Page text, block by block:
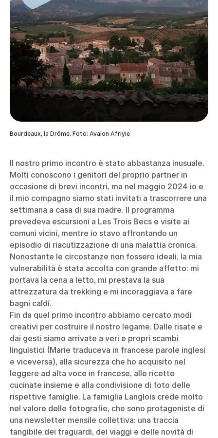
Bourdeaux, la Drôme. Foto: Avalon Afriyie
Il nostro primo incontro è stato abbastanza inusuale.
Molti conoscono i genitori del proprio partner in
occasione di brevi incontri, ma nel maggio 2024 io e
il mio compagno siamo stati invitati a trascorrere una
settimana a casa di sua madre. Il programma
prevedeva escursioni a Les Trois Becs e visite ai
comuni vicini, mentre io stavo affrontando un
episodio di riacutizzazione di una malattia cronica.
Nonostante le circostanze non fossero ideali, la mia
vulnerabilità è stata accolta con grande affetto: mi
portava la cena a letto, mi prestava la sua
attrezzatura da trekking e mi incoraggiava a fare
bagni caldi.
Fin da quel primo incontro abbiamo cercato modi
creativi per costruire il nostro legame. Dalle risate e
dai gesti siamo arrivate a veri e propri scambi
linguistici (Marie traduceva in francese parole inglesi
e viceversa), alla sicurezza che ho acquisito nel
leggere ad alta voce in francese, alle ricette
cucinate insieme e alla condivisione di foto delle
rispettive famiglie. La famiglia Langlois crede molto
nel valore delle fotografie, che sono protagoniste di
una newsletter mensile collettiva: una traccia
tangibile dei traguardi, dei viaggi e delle novità di